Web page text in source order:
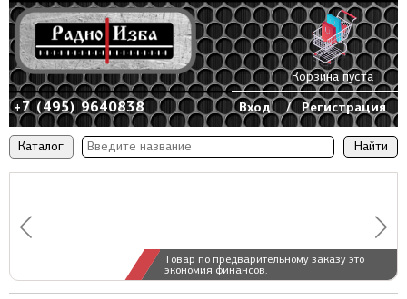
Каталог
Товар по предварительному заказу это
экономия финансов.
+7 (495) 9640838 Вход / Регистрация
Корзина пуста